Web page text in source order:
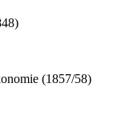
(1857/58)